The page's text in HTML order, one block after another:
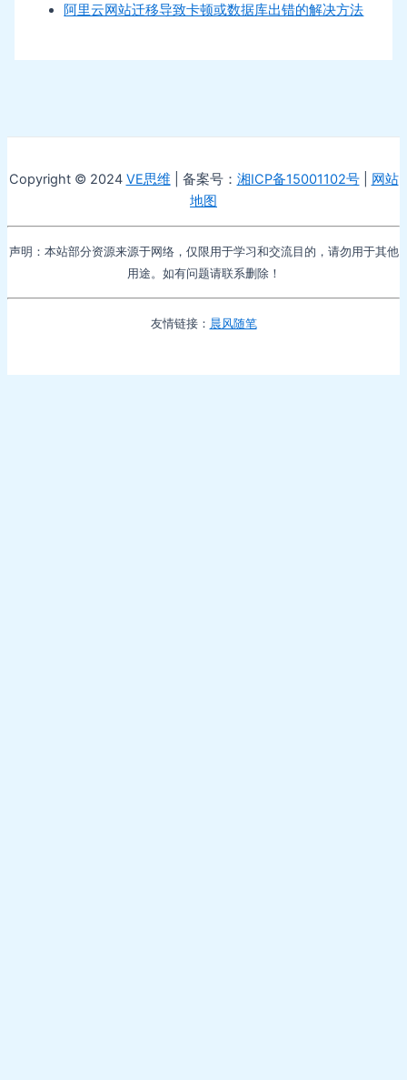
阿里云网站迁移导致卡顿或数据库出错的解决方法
Copyright © 2024 VE思维 | 备案号： 湘ICP备15001102号| 网站
地图
声明：本站部分资源来源于网络，仅限用于学习和交流目的，请勿用于其他
用途。如有问题请联系删除！
友情链接： 晨风随笔